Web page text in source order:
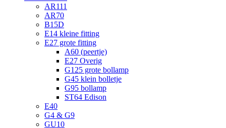
AR111
AR70
B15D
E14 kleine fitting
E27 grote fitting
A60 (peertje)
E27 Overig
G125 grote bollamp
G45 klein bolletje
G95 bollamp
ST64 Edison
E40
G4 & G9
GU10